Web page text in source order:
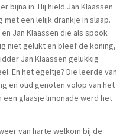
bijna in. Hij hield Jan Klaassen
een lelijk drankje in slaap.
Jan Klaassen die als spook
niet gelukt en bleef de koning,
Jan Klaassen gelukkig
En het egeltje? Die leerde van
en oud genoten volop van het
glaasje limonade werd het
van harte welkom bij de